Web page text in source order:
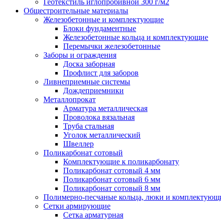
Геотекстиль иглопробивной 300 г/м2
Общестроительные материалы
Железобетонные и комплектующие
Блоки фундаментные
Железобетонные кольца и комплектующие
Перемычки железобетонные
Заборы и ограждения
Доска заборная
Профлист для заборов
Ливнеприемные системы
Дождеприемники
Металлопрокат
Арматура металлическая
Проволока вязальная
Труба стальная
Уголок металлический
Швеллер
Поликарбонат сотовый
Комплектующие к поликарбонату
Поликарбонат сотовый 4 мм
Поликарбонат сотовый 6 мм
Поликарбонат сотовый 8 мм
Полимерно-песчаные кольца, люки и
Сетки армирующие
Сетка арматурная